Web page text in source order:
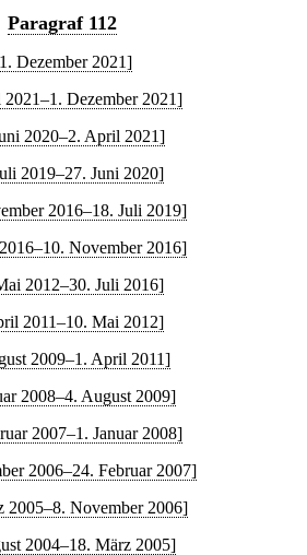
Paragraf 112
Dezember 2021]
Dezember 2021]
2020–2. April 2021]
2019–27. Juni 2020]
2016–18. Juli 2019]
November 2016]
2012–30. Juli 2016]
2011–10. Mai 2012]
2009–1. April 2011]
2008–4. August 2009]
2007–1. Januar 2008]
2006–24. Februar 2007]
2005–8. November 2006]
2004–18. März 2005]